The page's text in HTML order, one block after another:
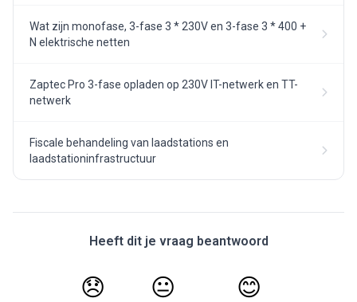
Wat zijn monofase, 3-fase 3 * 230V en 3-fase 3 * 400 +
N elektrische netten
Zaptec Pro 3-fase opladen op 230V IT-netwerk en TT-
netwerk
Fiscale behandeling van laadstations en
laadstationinfrastructuur
Heeft dit je vraag beantwoord
😞 😐 😊